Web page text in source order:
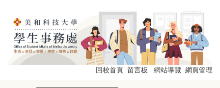
回校首頁 留言板 網站導覽 網頁管理